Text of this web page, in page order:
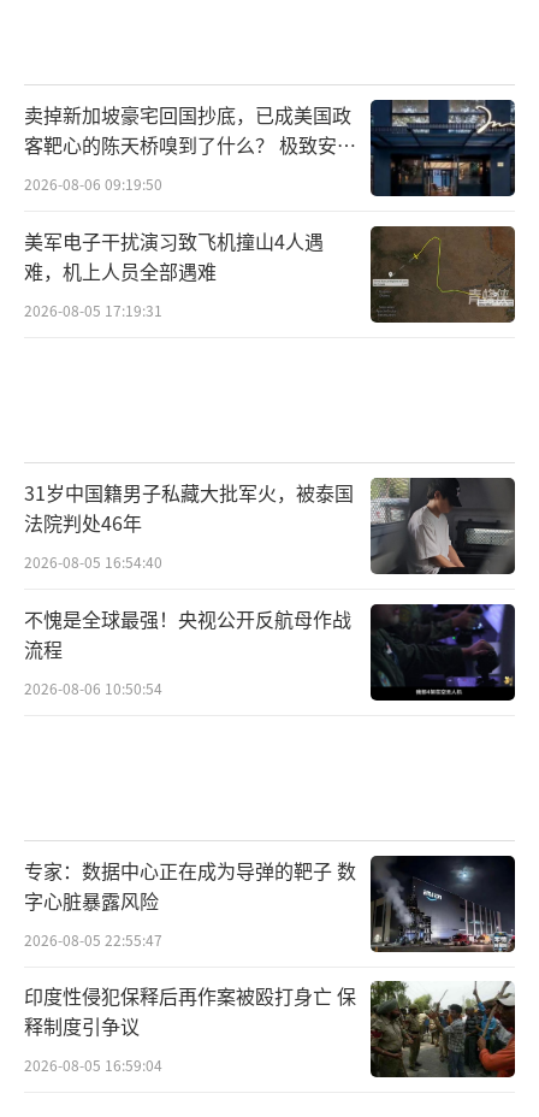
卖掉新加坡豪宅回国抄底，已成美国政
客靶心的陈天桥嗅到了什么？ 极致安全
的追寻
2026-08-06 09:19:50
美军电子干扰演习致飞机撞山4人遇
难，机上人员全部遇难
2026-08-05 17:19:31
31岁中国籍男子私藏大批军火，被泰国
法院判处46年
2026-08-05 16:54:40
不愧是全球最强！央视公开反航母作战
流程
2026-08-06 10:50:54
专家：数据中心正在成为导弹的靶子 数
字心脏暴露风险
2026-08-05 22:55:47
印度性侵犯保释后再作案被殴打身亡 保
释制度引争议
2026-08-05 16:59:04